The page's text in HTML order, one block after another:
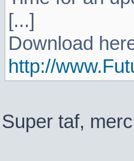
[...]
Download
http://
Super taf,